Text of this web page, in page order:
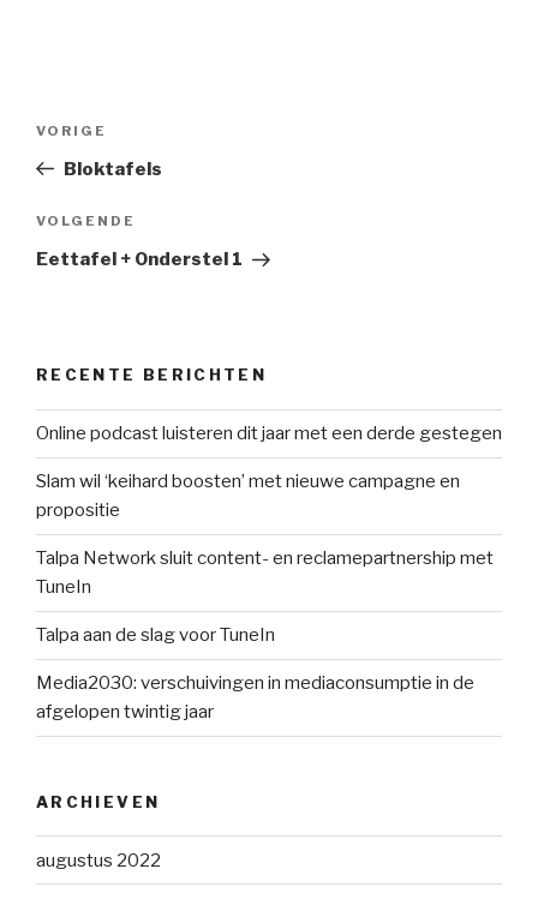
Vorig
bericht
VORIGE
Bloktafels
Volgend
bericht
VOLGENDE
Eettafel + Onderstel 1
RECENTE BERICHTEN
Online podcast luisteren dit jaar met een derde gestegen
Slam wil ‘keihard boosten’ met nieuwe campagne en
propositie
Talpa Network sluit content- en reclamepartnership met
TuneIn
Talpa aan de slag voor TuneIn
Media2030: verschuivingen in mediaconsumptie in de
afgelopen twintig jaar
ARCHIEVEN
augustus 2022